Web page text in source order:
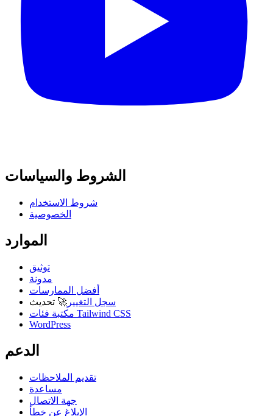
الشروط والسياسات
شروط الاستخدام
الخصوصية
الموارد
توثيق
مدونة
أفضل الممارسات
سجل التغيير 🚀 تحديث
مكتبة فئات Tailwind CSS
WordPress
الدعم
تقديم الملاحظات
مساعدة
جهة الاتصال
الإبلاغ عن خطأ